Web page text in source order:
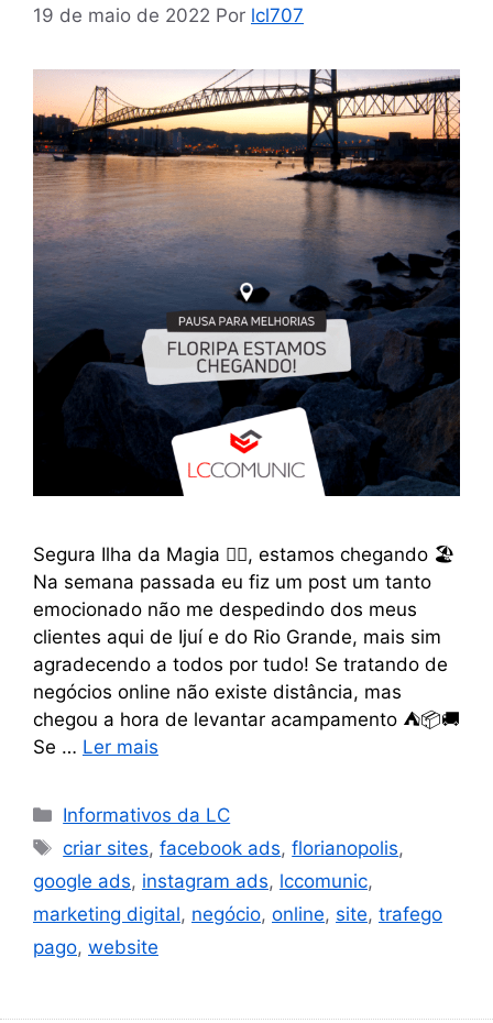
19 de maio de 2022 Por lcl707
Segura Ilha da Magia 🧙‍♂️, estamos chegando 🏖
Na semana passada eu fiz um post um tanto
emocionado não me despedindo dos meus
clientes aqui de Ijuí e do Rio Grande, mais sim
agradecendo a todos por tudo! Se tratando de
negócios online não existe distância, mas
chegou a hora de levantar acampamento ⛺️📦🚚
Se … Ler mais
Informativos da LC
criar sites,facebook ads,florianopolis,
google ads, instagram ads, lccomunic,
marketing digital, negócio, online, site, trafego
pago, website